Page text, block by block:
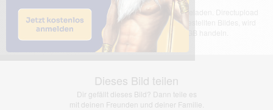
Das dargestellte Bild wurde von einem Nutzer hochgeladen. Directupload
übernimmt keinerlei Haftung für den Inhalt des dargestellten Bildes, wird
jedoch bei Verstößen nach §2(3) unserer AGB handeln.
Dieses Bild teilen
Dir gefällt dieses Bild? Dann teile es
mit deinen Freunden und deiner Familie.